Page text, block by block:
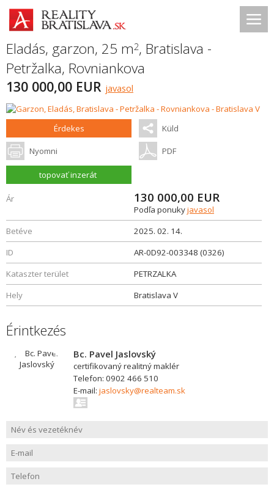
Eladás, garzon, 25 m2, Bratislava -
Petržalka, Rovniankova
130 000,00 EUR javasol
Érdekes Küld
Nyomni PDF
topovať inzerát
Ár 130 000,00 EUR
Podľa ponukyjavasol
Betéve
2025. 02. 14.
ID
AR-0D92-003348 (0326)
Kataszter terület
PETRZALKA
Hely
Bratislava V
Érintkezés
Bc. Pavel Jaslovský
certifikovaný realitný maklér
Telefon: 0902 466 510
E-mail: jaslovsky@realteam.sk